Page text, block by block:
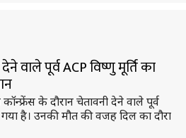
वाले पूर्व ACP विष्णु मूर्ति का
के दौरान चेतावनी देने वाले पूर्व
गया है। उनकी मौत की वजह दिल का दौरा